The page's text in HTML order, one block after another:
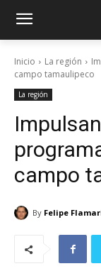
Inicio La región
campo tamaulipeco
La región
campo
By Felipe